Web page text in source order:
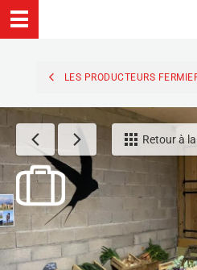
LES PRODUCTEURS
Retour à